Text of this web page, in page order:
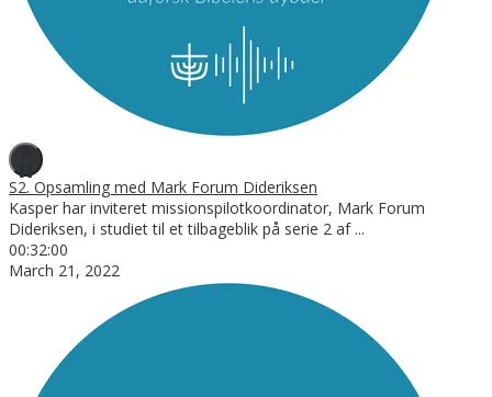
S2. Opsamling med Mark Forum Dideriksen
Kasper har inviteret missionspilotkoordinator, Mark Forum
Dideriksen, i studiet til et tilbageblik på serie 2 af ...
00:32:00
March 21, 2022